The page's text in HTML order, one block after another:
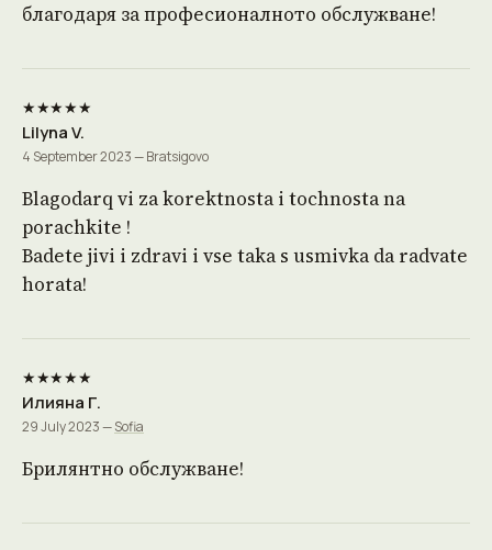
благодаря за професионалното обслужване!
★★★★★
Lilyna V.
4 September 2023 — Bratsigovo
Blagodarq vi za korektnosta i tochnosta na
porachkite !
Badete jivi i zdravi i vse taka s usmivka da radvate
horata!
★★★★★
Илияна Г.
29 July 2023 —Sofia
Брилянтно обслужване!